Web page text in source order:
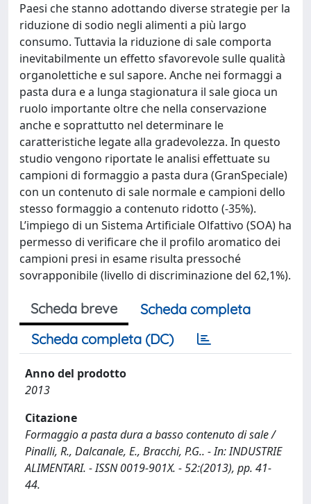
Paesi che stanno adottando diverse strategie per la
riduzione di sodio negli alimenti a più largo
consumo. Tuttavia la riduzione di sale comporta
inevitabilmente un effetto sfavorevole sulle qualità
organolettiche e sul sapore. Anche nei formaggi a
pasta dura e a lunga stagionatura il sale gioca un
ruolo importante oltre che nella conservazione
anche e soprattutto nel determinare le
caratteristiche legate alla gradevolezza. In questo
studio vengono riportate le analisi effettuate su
campioni di formaggio a pasta dura (GranSpeciale)
con un contenuto di sale normale e campioni dello
stesso formaggio a contenuto ridotto (-35%).
L’impiego di un Sistema Artificiale Olfattivo (SOA) ha
permesso di verificare che il profilo aromatico dei
campioni presi in esame risulta pressoché
sovrapponibile (livello di discriminazione del 62,1%).
Scheda breve
Scheda completa
Scheda completa (DC)
Anno del prodotto
2013
Citazione
Formaggio a pasta dura a basso contenuto di sale /
Pinalli, R., Dalcanale, E., Bracchi, P.G.. - In: INDUSTRIE
ALIMENTARI. - ISSN 0019-901X. - 52:(2013), pp. 41-
44.